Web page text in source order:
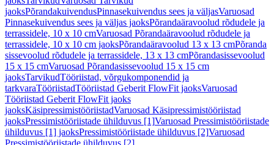
jaoksPõrandakuivendusPinnasekuivendus sees ja väljasVaruosad
Pinnasekuivendus sees ja väljas jaoksPõrandaäravoolud rõdudele ja
terrassidele, 10 x 10 cmVaruosad Põrandaäravoolud rõdudele ja
terrassidele, 10 x 10 cm jaoksPõrandaäravoolud 13 x 13 cmPõranda
sissevoolud rõdudele ja terrassidele, 13 x 13 cmPõrandasissevoolud
15 x 15 cmVaruosad Põrandasissevoolud 15 x 15 cm
jaoksTarvikudTööriistad, võrgukomponendid ja
tarkvaraTööriistadTööriistad Geberit FlowFit jaoksVaruosad
Tööriistad Geberit FlowFit jaoks
jaoksKäsipressimistööriistadVaruosad Käsipressimistööriistad
jaoksPressimistööriistade ühilduvus [1]Varuosad Pressimistööriistade
ühilduvus [1] jaoksPressimistööriistade ühilduvus [2]Varuosad
Pressimistööriistade ühilduvus [2]